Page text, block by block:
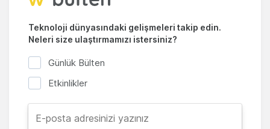
Teknoloji dünyasındaki gelişmeleri takip edin.
Neleri size ulaştırmamızı istersiniz?
Günlük Bülten
Etkinlikler